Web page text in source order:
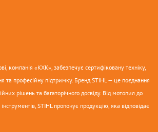
компанія «КХК», забезпечує сертифіковану техніку,
та професійну підтримку. Бренд STIHL — це поєднання
рішень та багаторічного досвіду. Від мотопил до
STIHL пропонує продукцію, яка відповідає